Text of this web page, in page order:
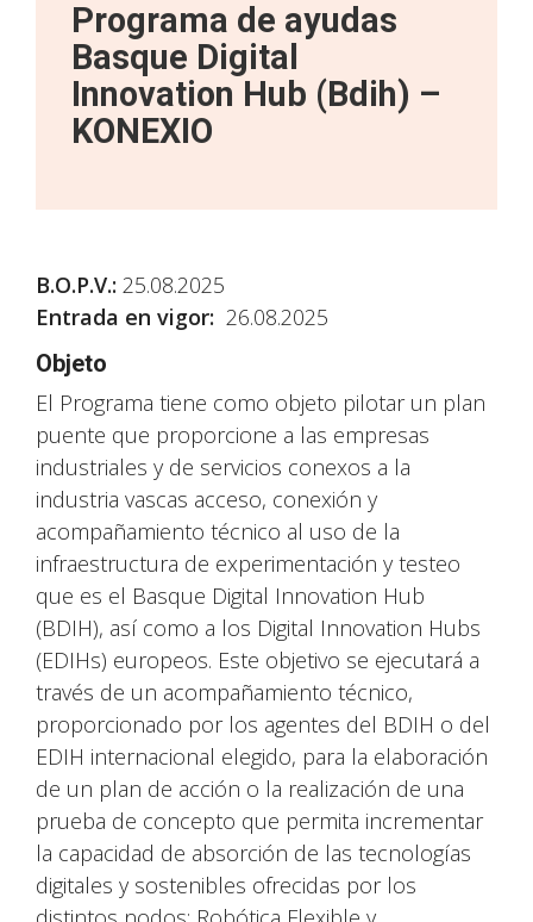
Programa de ayudas
Basque Digital
Innovation Hub (Bdih) –
KONEXIO
B.O.P.V.: 25.08.2025
Entrada en vigor: 26.08.2025
Objeto
El Programa tiene como objeto pilotar un plan
puente que proporcione a las empresas
industriales y de servicios conexos a la
industria vascas acceso, conexión y
acompañamiento técnico al uso de la
infraestructura de experimentación y testeo
que es el Basque Digital Innovation Hub
(BDIH), así como a los Digital Innovation Hubs
(EDIHs) europeos. Este objetivo se ejecutará a
través de un acompañamiento técnico,
proporcionado por los agentes del BDIH o del
EDIH internacional elegido, para la elaboración
de un plan de acción o la realización de una
prueba de concepto que permita incrementar
la capacidad de absorción de las tecnologías
digitales y sostenibles ofrecidas por los